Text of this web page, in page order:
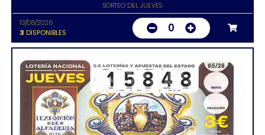
SORTEO DEL JUEVES
13/08/2026
3 DISPONIBLES 0